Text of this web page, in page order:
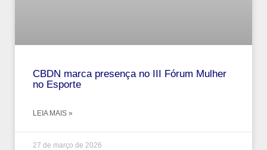
CBDN marca presença no III Fórum Mulher
no Esporte
LEIA MAIS »
27 de março de 2026